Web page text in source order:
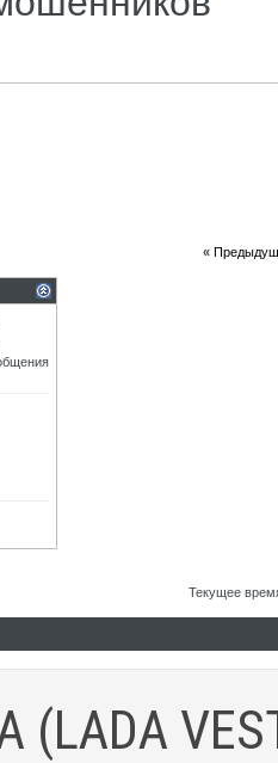
«
Текущее